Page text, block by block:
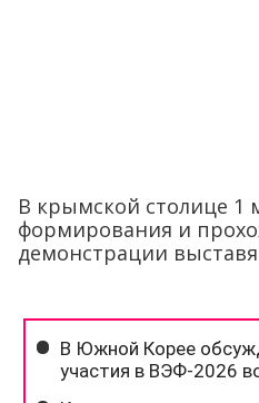
В крымской столице 1
формирования и
демонстрации